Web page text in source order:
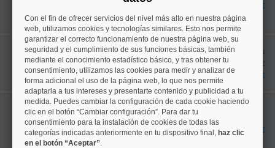
1 baños
601.100 €
Centro, Justicia
Ref: 10008814
221 m²
6 dormitorios
2 baños
antes
1.969.000 €
1.650.000 €
Centro, Embajadores
Ref: 10008765
1 dormitorios
1 baños
425.000 €
Con el fin de ofrecer servicios del nivel más alto en nuestra página
web, utilizamos cookies y tecnologías similares. Esto nos permite
garantizar el correcto funcionamiento de nuestra página web, su
seguridad y el cumplimiento de sus funciones básicas, también
mediante el conocimiento estadístico básico, y tras obtener tu
consentimiento, utilizamos las cookies para medir y analizar de
forma adicional el uso de la página web, lo que nos permite
adaptarla a tus intereses y presentarte contenido y publicidad a tu
medida. Puedes cambiar la configuración de cada cookie haciendo
clic en el botón “Cambiar configuración”. Para dar tu
consentimiento para la instalación de cookies de todas las
categorías indicadas anteriormente en tu dispositivo final, haz clic
en el botón “Aceptar”.